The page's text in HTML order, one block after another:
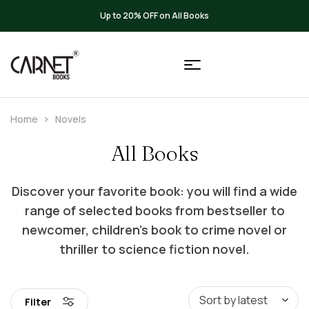
Up to 40% OFF for Libraries
Home Novels
All Books
Discover your favorite book: you will find a wide
range of selected books from bestseller to
newcomer, children’s book to crime novel or
thriller to science fiction novel.
Filter